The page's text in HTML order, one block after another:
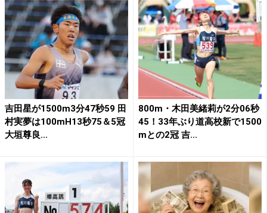
吉田星が1500m3分47秒59 田
村実夢は100mH13秒75＆5冠
大垣尊良...
800m・木田美緒莉が2分06秒
45！33年ぶり道高校新で1500
mとの2冠 吉...